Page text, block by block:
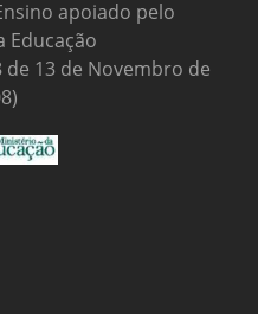
apoiado pelo
Educação
de 13 de Novembro de